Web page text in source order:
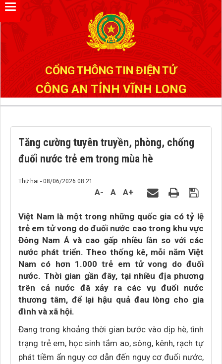
CỔNG THÔNG TIN ĐIỆN TỬ
CÔNG AN TỈNH VĨNH LONG
Tăng cường tuyên truyền, phòng, chống
đuối nước trẻ em trong mùa hè
Thứ hai - 08/06/2026 08:21
A- A A+
Việt Nam là một trong những quốc gia có tỷ lệ
trẻ em tử vong do đuối nước cao trong khu vực
Đông Nam Á và cao gấp nhiều lần so với các
nước phát triển. Theo thống kê, mỗi năm Việt
Nam có hơn 1.000 trẻ em tử vong do đuối
nước. Thời gian gần đây, tại nhiều địa phương
trên cả nước đã xảy ra các vụ đuối nước
thương tâm, để lại hậu quả đau lòng cho gia
đình và xã hội.
Đang trong khoảng thời gian bước vào dịp hè, tình
trạng trẻ em, học sinh tắm ao, sông, kênh, rạch tự
phát tiềm ẩn nguy cơ dẫn đến nguy cơ đuối nước,